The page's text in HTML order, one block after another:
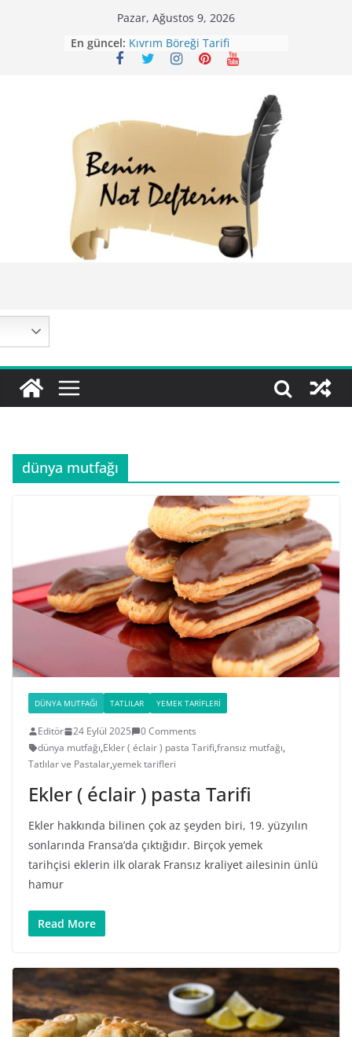
Pazar, Ağustos 9, 2026
En güncel:
Mirik Köfte Tarifi – Sivas
Kıvrım Böreği Tarifi
Karabuğday Pilavı Tarifi
Nohutlu Pirinç Pilavı Tarifi
dünya mutfağı
DÜNYA MUTFAĞI TATLILAR YEMEK TARIFLERI
Editör 24 Eylül 2025
0 Comments
dünya mutfağı,Ekler ( éclair ) pasta Tarifi,fransız mutfağı,
Tatlılar ve Pastalar,yemek tarifleri
Ekler ( éclair ) pasta Tarifi
Ekler hakkında bilinen çok az şeyden biri, 19. yüzyılın
sonlarında Fransa’da çıktığıdır. Birçok yemek
tarihçisi eklerin ilk olarak Fransız kraliyet ailesinin ünlü
hamur
Read More